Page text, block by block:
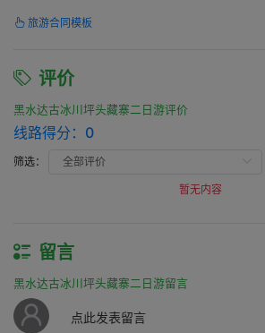
旅游合同模板
评价
黑水达古冰川坪头藏寨二日游评价
线路得分： 0
筛选：
暂无内容
留言
黑水达古冰川坪头藏寨二日游留言
点此发表留言